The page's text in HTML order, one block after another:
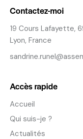
Contactez-moi
19 Cours Lafayette,
Lyon, France
Accès rapide
Accueil
Qui suis-je ?
Actualités